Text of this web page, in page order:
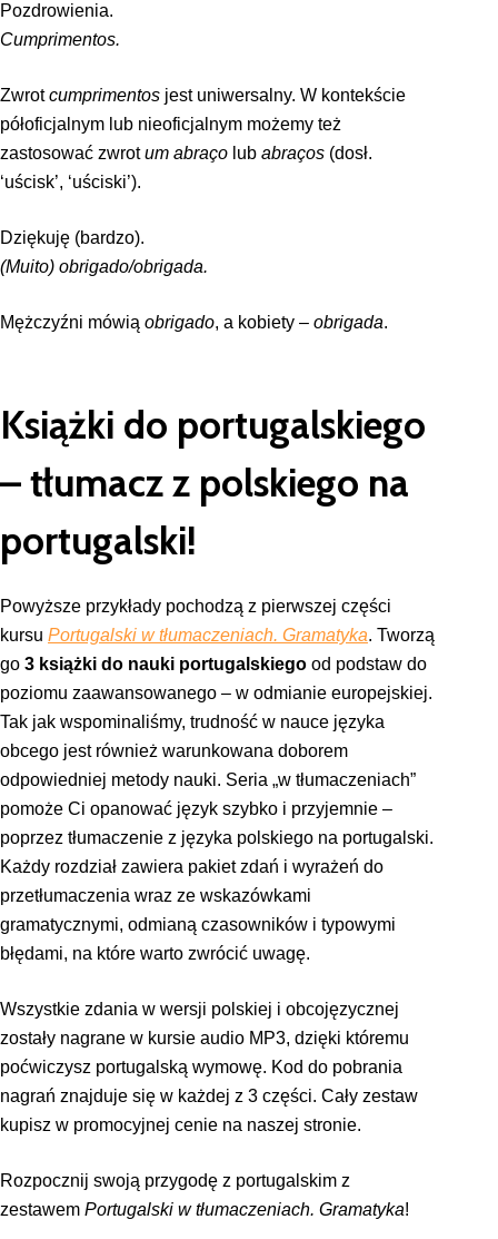
Pozdrowienia.
Cumprimentos.
Zwrotcumprimentos jest uniwersalny. W kontekście
półoficjalnym lub nieoficjalnym możemy też
zastosować zwrotum abraço lub abraços (dosł.
‘uścisk’, ‘uściski’).
Dziękuję (bardzo).
(Muito) obrigado/obrigada.
Mężczyźni mówią obrigado, a kobiety – obrigada.
Książki do portugalskiego
– tłumacz z polskiego na
portugalski!
Powyższe przykłady pochodzą z pierwszej części
kursu Portugalski w tłumaczeniach. Gramatyka. Tworzą
go 3 książki do nauki portugalskiego od podstaw do
poziomu zaawansowanego – w odmianie europejskiej.
Tak jak wspominaliśmy, trudność w nauce języka
obcego jest również warunkowana doborem
odpowiedniej metody nauki. Seria „w tłumaczeniach”
pomoże Ci opanować język szybko i przyjemnie –
poprzez tłumaczenie z języka polskiego na portugalski.
Każdy rozdział zawiera pakiet zdań i wyrażeń do
przetłumaczenia wraz ze wskazówkami
gramatycznymi, odmianą czasowników i typowymi
błędami, na które warto zwrócić uwagę.
Wszystkie zdania w wersji polskiej i obcojęzycznej
zostały nagrane w kursie audio MP3, dzięki któremu
poćwiczysz portugalską wymowę. Kod do pobrania
nagrań znajduje się w każdej z 3 części. Cały zestaw
kupisz w promocyjnej cenie na naszej stronie.
Rozpocznij swoją przygodę z portugalskim z
zestawem Portugalski w tłumaczeniach. Gramatyka!